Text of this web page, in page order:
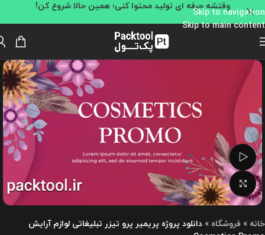
Skip to navigation
Skip to main content
وقتشه حرفه ای تولید محتوا کنی؛ همین حالا شروع کن!
تماشای ویدئو
بزرگنمایی تصویر
خانه » فروشگاه » دانلود پروژه پریمیر پرو تیزر تبلیغاتی لوازم آرایش